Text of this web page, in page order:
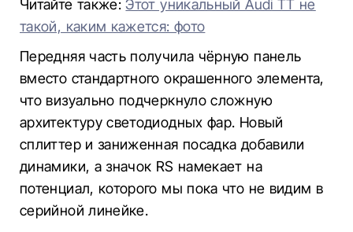
Читайте также:Этот уникальный Audi TT не
такой, каким кажется: фото
Передняя часть получила чёрную панель
вместо стандартного окрашенного элемента,
что визуально подчеркнуло сложную
архитектуру светодиодных фар. Новый
сплиттер и заниженная посадка добавили
динамики, а значок RS намекает на
потенциал, которого мы пока что не видим в
серийной линейке.